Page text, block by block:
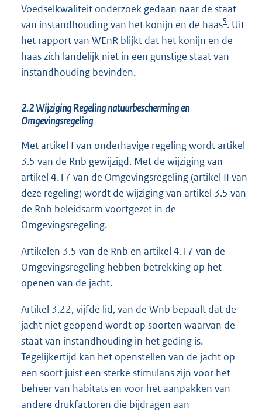
Voedselkwaliteit onderzoek gedaan naar de staat
van instandhouding van het konijn en de haas5. Uit
het rapport van WEnR blijkt dat het konijn en de
haas zich landelijk niet in een gunstige staat van
instandhouding bevinden.
2.2 Wijziging Regeling natuurbescherming en
Omgevingsregeling
Met artikel I van onderhavige regeling wordt artikel
3.5 van de Rnb gewijzigd. Met de wijziging van
artikel 4.17 van de Omgevingsregeling (artikel II van
deze regeling) wordt de wijziging van artikel 3.5 van
de Rnb beleidsarm voortgezet in de
Omgevingsregeling.
Artikelen 3.5 van de Rnb en artikel 4.17 van de
Omgevingsregeling hebben betrekking op het
openen van de jacht.
Artikel 3.22, vijfde lid, van de Wnb bepaalt dat de
jacht niet geopend wordt op soorten waarvan de
staat van instandhouding in het geding is.
Tegelijkertijd kan het openstellen van de jacht op
een soort juist een sterke stimulans zijn voor het
beheer van habitats en voor het aanpakken van
andere drukfactoren die bijdragen aan